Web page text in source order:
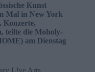
Kunst
Mal in New York
Konzerte,
teilte die Moholy-
am Dienstag
L!ve Arts